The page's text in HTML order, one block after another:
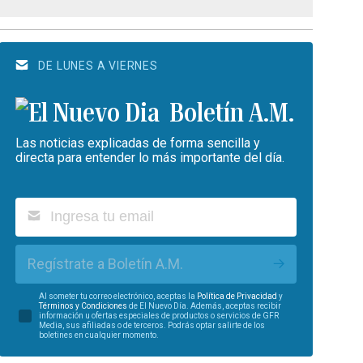
DE LUNES A VIERNES
Boletín A.M.
Las noticias explicadas de forma sencilla y
directa para entender lo más importante del día.
Regístrate a Boletín A.M.
Al someter tu correo electrónico, aceptas la Política de Privacidad y
Términos y Condiciones de El Nuevo Día. Además, aceptas recibir
información u ofertas especiales de productos o servicios de GFR
Media, sus afiliadas o de terceros. Podrás optar salirte de los
boletines en cualquier momento.